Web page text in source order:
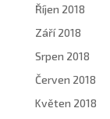
Říjen 2018
Září 2018
Srpen 2018
Červen 2018
Květen 2018